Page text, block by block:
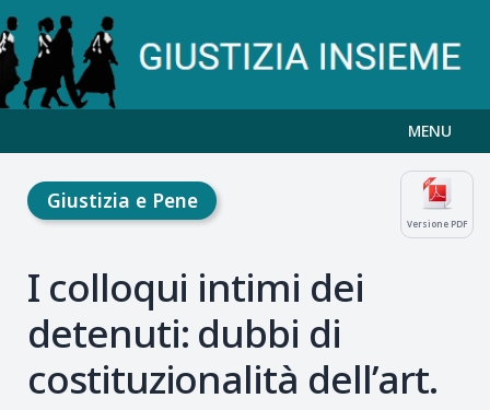
MENU
Versione PDF
Giustizia e Pene
I colloqui intimi dei
detenuti: dubbi di
costituzionalità dell’art.